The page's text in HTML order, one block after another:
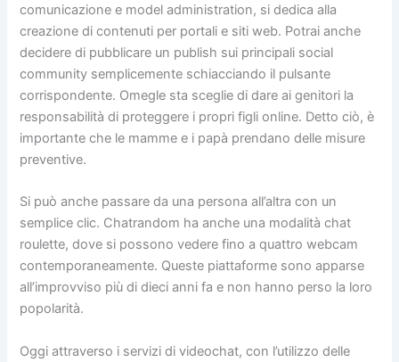
comunicazione e model administration, si dedica alla
creazione di contenuti per portali e siti web. Potrai anche
decidere di pubblicare un publish sui principali social
community semplicemente schiacciando il pulsante
corrispondente. Omegle sta sceglie di dare ai genitori la
responsabilità di proteggere i propri figli online. Detto ciò, è
importante che le mamme e i papà prendano delle misure
preventive.
Si può anche passare da una persona all’altra con un
semplice clic. Chatrandom ha anche una modalità chat
roulette, dove si possono vedere fino a quattro webcam
contemporaneamente. Queste piattaforme sono apparse
all’improvviso più di dieci anni fa e non hanno perso la loro
popolarità.
Oggi attraverso i servizi di videochat, con l’utilizzo delle